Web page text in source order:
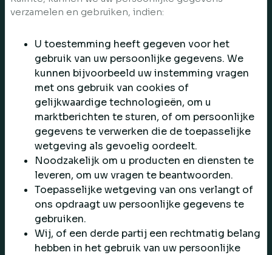
verzamelen en gebruiken, indien:
U toestemming heeft gegeven voor het
gebruik van uw persoonlijke gegevens. We
kunnen bijvoorbeeld uw instemming vragen
met ons gebruik van cookies of
gelijkwaardige technologieën, om u
marktberichten te sturen, of om persoonlijke
gegevens te verwerken die de toepasselijke
wetgeving als gevoelig oordeelt.
Noodzakelijk om u producten en diensten te
leveren, om uw vragen te beantwoorden.
Toepasselijke wetgeving van ons verlangt of
ons opdraagt uw persoonlijke gegevens te
gebruiken.
Wij, of een derde partij een rechtmatig belang
hebben in het gebruik van uw persoonlijke